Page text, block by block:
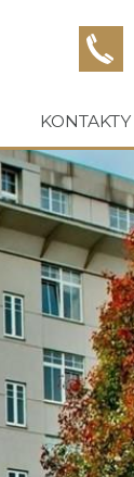
KONTAKTY